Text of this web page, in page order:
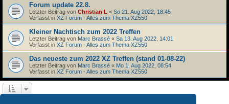
Forum update 22.8.
Letzter Beitrag von Christian L « So 21. Aug 2022, 18:45
Verfasst in XZ Forum - Alles zum Thema XZ550
Kleiner Nachtisch zum 2022 Treffen
Letzter Beitrag von Marc Brassé « Sa 13. Aug 2022, 14:01
Verfasst in XZ Forum - Alles zum Thema XZ550
Das neueste zum 2022 XZ Treffen (stand 01-08-22)
Letzter Beitrag von Marc Brassé « Mo 1. Aug 2022, 08:54
Verfasst in XZ Forum - Alles zum Thema XZ550